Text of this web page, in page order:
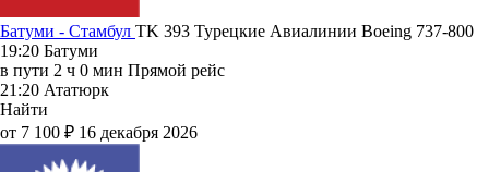
Батуми - Стамбул TK 393 Турецкие Авиалинии Boeing 737-800
19:20 Батуми
в пути 2 ч 0 мин Прямой рейс
21:20 Ататюрк
Найти
от 7 100 ₽ 16 декабря 2026